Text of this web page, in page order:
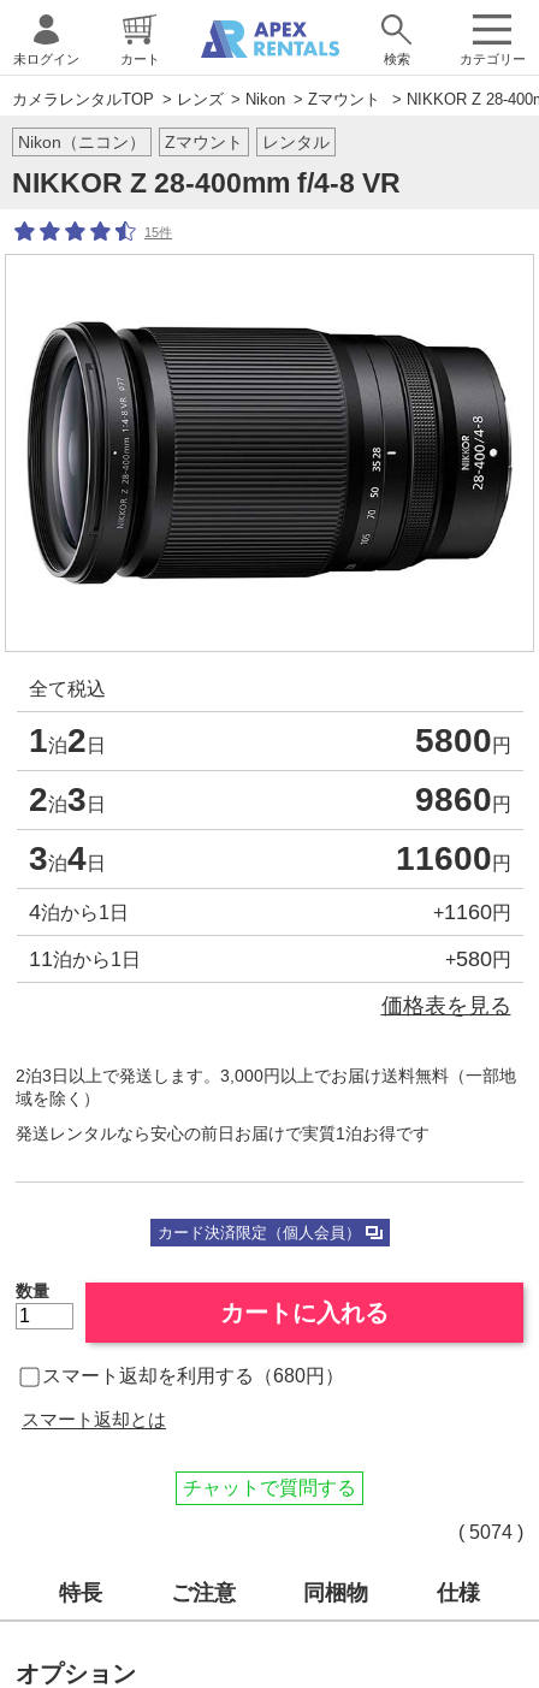
カテゴリー
未ログイン カート 検索
カメラレンタルTOP > レンズ > Nikon > Zマウント > NIKKOR Z 28-
Nikon（ニコン）
NIKKOR Z 28-400mm f/4-8 VR
Zマウント レンタル
15件
全て税込
1泊2 日 5800円
2泊3 日 9860円
3泊4日 11600円
4泊から1日 +1160円
11泊から1日 +580円
価格表を見る
2泊3日以上で発送します。3,000円以上でお届け送料無料（一部地
域を除く）
発送レンタルなら安心の前日お届けで実質1泊お得です
カード決済限定（個人会員）
数量
カートに入れる
スマート返却を利用する（680円）
スマート返却とは
チャットで質問する
( 5074 )
特長 ご注意 同梱物 仕様
オプション